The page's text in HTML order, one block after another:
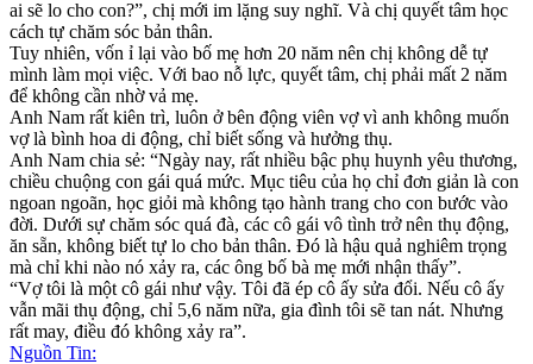
ai sẽ lo cho con?”, chị mới im lặng suy nghĩ. Và chị quyết tâm học
cách tự chăm sóc bản thân.
Tuy nhiên, vốn ỉ lại vào bố mẹ hơn 20 năm nên chị không dễ tự
mình làm mọi việc. Với bao nỗ lực, quyết tâm, chị phải mất 2 năm
để không cần nhờ vả mẹ.
Anh Nam rất kiên trì, luôn ở bên động viên vợ vì anh không muốn
vợ là bình hoa di động, chỉ biết sống và hưởng thụ.
Anh Nam chia sẻ: “Ngày nay, rất nhiều bậc phụ huynh yêu thương,
chiều chuộng con gái quá mức. Mục tiêu của họ chỉ đơn giản là con
ngoan ngoãn, học giỏi mà không tạo hành trang cho con bước vào
đời. Dưới sự chăm sóc quá đà, các cô gái vô tình trở nên thụ động,
ăn sẵn, không biết tự lo cho bản thân. Đó là hậu quả nghiêm trọng
mà chỉ khi nào nó xảy ra, các ông bố bà mẹ mới nhận thấy”.
“Vợ tôi là một cô gái như vậy. Tôi đã ép cô ấy sửa đổi. Nếu cô ấy
vẫn mãi thụ động, chỉ 5,6 năm nữa, gia đình tôi sẽ tan nát. Nhưng
rất may, điều đó không xảy ra”.
Nguồn Tin: